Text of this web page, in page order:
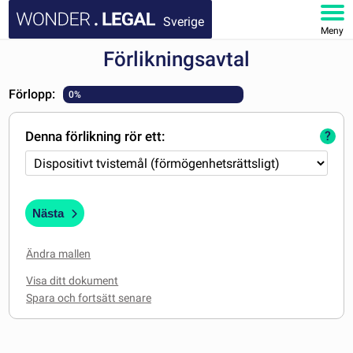
Sverige
Meny
DOKUMENT
FAQ
Förlikningsavtal
Förlopp: 0%
Denna förlikning rör ett: ?
Nästa
Ändra mallen
Visa ditt dokument